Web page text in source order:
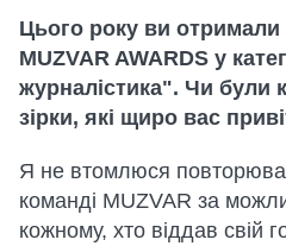
Цього року ви
MUZVAR AWARDS у
журналістика". Чи були
зірки, які щиро вас
Я не втомлюся
команді MUZVAR за
кожному, хто віддав свій